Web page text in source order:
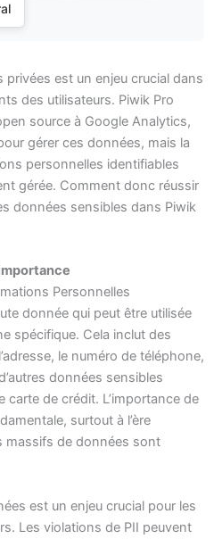
est un enjeu crucial dans
des utilisateurs. Piwik Pro
source à Google Analytics,
gérer ces données, mais la
personnelles identifiables
gérée. Comment donc réussir
données sensibles dans Piwik
Personnelles
donnée qui peut être utilisée
spécifique. Cela inclut des
le numéro de téléphone,
données sensibles
de crédit. L’importance de
surtout à l’ère
massifs de données sont
est un enjeu crucial pour les
Les violations de PII peuvent